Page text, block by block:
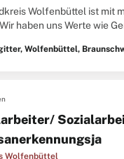
Wolfenbüttel ist mit
haben uns Werte wie
Wolfenbüttel,
Wolfenbüttel